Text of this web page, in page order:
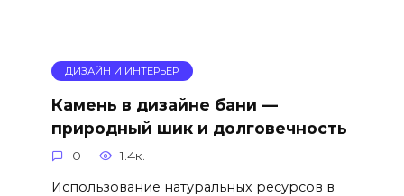
ДИЗАЙН И ИНТЕРЬЕР
Камень в дизайне бани —
природный шик и долговечность
0 1.4к.
Использование натуральных ресурсов в